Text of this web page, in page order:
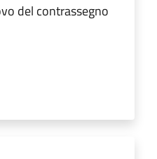
del contrassegno